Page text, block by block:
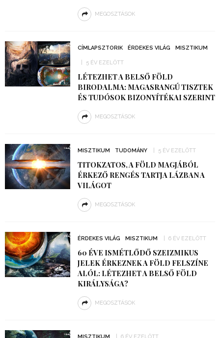
MEGOSZTÁSOK
CÍMLAPSZTORIK ÉRDEKES VILÁG MISZTIKUM
5 ÉV EZELŐTT
LÉTEZHET A BELSŐ FÖLD
BIRODALMA: MAGASRANGÚ TISZTEK
ÉS TUDÓSOK BIZONYÍTÉKAI SZERINT
MEGOSZTÁSOK
MISZTIKUM TUDOMÁNY 5 ÉV EZELŐTT
TITOKZATOS, A FÖLD MAGJÁBÓL
ÉRKEZŐ RENGÉS TARTJA LÁZBAN A
VILÁGOT
MEGOSZTÁSOK
ÉRDEKES VILÁG MISZTIKUM 6 ÉV EZELŐTT
60 ÉVE ISMÉTLŐDŐ SZEIZMIKUS
JELEK ÉRKEZNEK A FÖLD FELSZÍNE
ALÓL: LÉTEZHET A BELSŐ FÖLD
KIRÁLYSÁGA?
MEGOSZTÁSOK